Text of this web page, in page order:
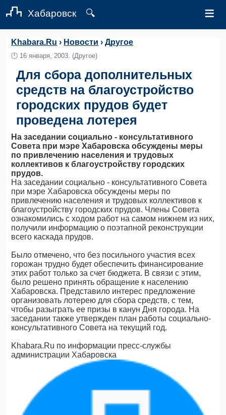
Хабаровск 🔍 ≡
Khabara.Ru › Новости ›Другое
🕛 16 января, 2003. (Другое)
Для сбора дополнительных
средств на благоустройство
городских прудов будет
проведена лотерея
На заседании социально - консультативного
Совета при мэре Хабаровска обсуждены меры
по привлечению населения и трудовых
коллективов к благоустройству городских
прудов.
На заседании социально - консультативного Совета
при мэре Хабаровска обсуждены меры по
привлечению населения и трудовых коллективов к
благоустройству городских прудов. Члены Совета
ознакомились с ходом работ на самом нижнем из них,
получили информацию о поэтапной реконструкции
всего каскада прудов.
Было отмечено, что без посильного участия всех
горожан трудно будет обеспечить финансирование
этих работ только за счет бюджета. В связи с этим,
было решено принять обращение к населению
Хабаровска. Представило интерес предложение
организовать лотерею для сбора средств, с тем,
чтобы разыграть ее призы в канун Дня города. На
заседании также утвержден план работы социально-
консультативного Совета на текущий год.
Khabara.Ru по информации пресс-службы
администрации Хабаровска